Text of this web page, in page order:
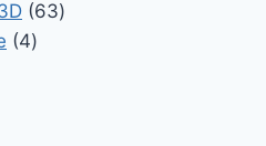
producto
6363
44